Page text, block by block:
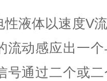
性液体以速度V
流动感应出一
号通过二个或